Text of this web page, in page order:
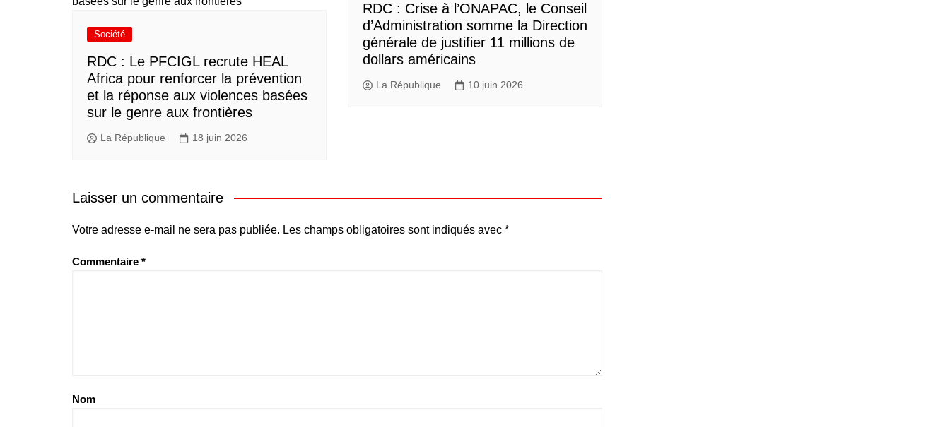
Société
RDC : Le PFCIGL recrute HEAL
Africa pour renforcer la prévention
et la réponse aux violences basées
sur le genre aux frontières
La République 18 juin 2026
RDC : Crise à l’ONAPAC, le Conseil
d’Administration somme la Direction
générale de justifier 11 millions de
dollars américains
La République 10 juin 2026
Laisser un commentaire
Votre adresse e-mail ne sera pas publiée. Les champs obligatoires sont indiqués avec *
Commentaire *
Nom